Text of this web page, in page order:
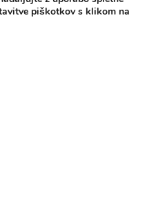
Planica
piškotkov s klikom na